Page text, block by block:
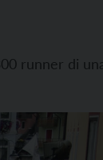
runner di